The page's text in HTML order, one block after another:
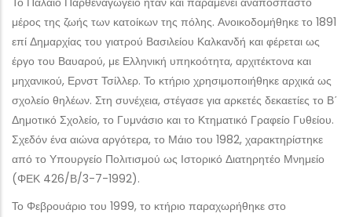
μέρος της ζωής των κατοίκων της πόλης. Ανοικοδομήθηκε το 1891
επί Δημαρχίας του γιατρού Βασιλείου Καλκανδή και φέρεται ως
έργο του Βαυαρού, με Ελληνική υπηκοότητα, αρχιτέκτονα και
μηχανικού, Ερνστ Τσίλλερ. Το κτήριο χρησιμοποιήθηκε αρχικά ως
σχολείο θηλέων. Στη συνέχεια, στέγασε για αρκετές δεκαετίες το Β΄
Δημοτικό Σχολείο, το Γυμνάσιο και το Κτηματικό Γραφείο Γυθείου.
Σχεδόν ένα αιώνα αργότερα, το Μάιο του 1982, χαρακτηρίστηκε
από το Υπουργείο Πολιτισμού ως Ιστορικό Διατηρητέο Μνημείο
(ΦΕΚ 426/Β/3-7-1992).
Το Φεβρουάριο του 1999, το κτήριο παραχωρήθηκε στο